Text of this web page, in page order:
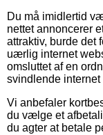
Du må imidlertid
nettet annoncerer
attraktiv, burde det
uærlig internet
omsluttet af en
svindlende internet
Vi anbefaler
du vælge et
du agter at betale